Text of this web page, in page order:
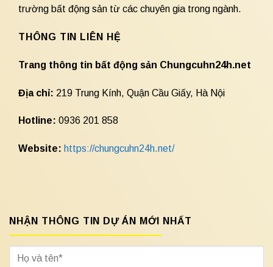
trường bất động sản từ các chuyên gia trong ngành.
THÔNG TIN LIÊN HỆ
Trang thông tin bất động sản Chungcuhn24h.net
Địa chỉ: 219 Trung Kính, Quận Cầu Giấy, Hà Nội
Hotline: 0936 201 858
Website: https://chungcuhn24h.net/
NHẬN THÔNG TIN DỰ ÁN MỚI NHẤT